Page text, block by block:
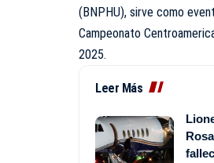
(BNPHU), sirve como
Campeonato
2025.
Leer Más